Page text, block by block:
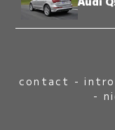
contact -
-